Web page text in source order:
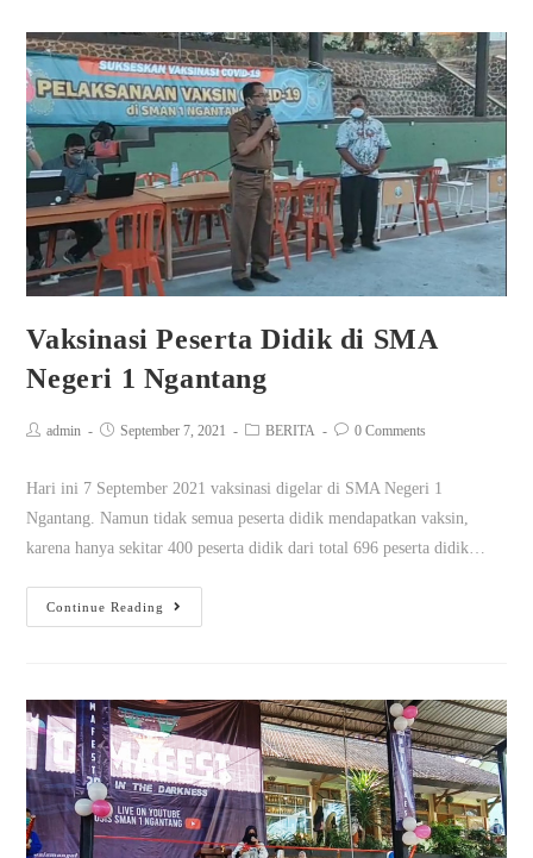
Vaksinasi Peserta Didik di SMA
Negeri 1 Ngantang
admin September 7, 2021 BERITA 0 Comments
Hari ini 7 September 2021 vaksinasi digelar di SMA Negeri 1
Ngantang. Namun tidak semua peserta didik mendapatkan vaksin,
karena hanya sekitar 400 peserta didik dari total 696 peserta didik…
Continue Reading